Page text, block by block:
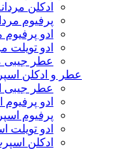
ادکلن
پرفیوم
ادو پرفیوم
ادو تویلت
عطر جیبی
عطر و ادکلن
عطر جیبی
ادو
پرفیوم
ادو تویلت
ادکلن